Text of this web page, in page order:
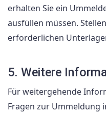
erhalten Sie ein
ausfüllen müssen.
erforderlichen
5. Weitere
Für weitergehende
Fragen zur Ummeldung